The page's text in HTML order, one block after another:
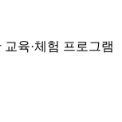
육·체험 프로그램